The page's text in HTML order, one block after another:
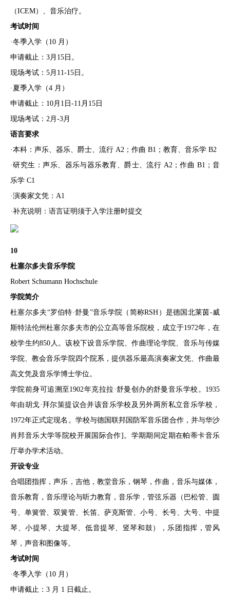
（ICEM）、音乐治疗。
考试时间
·冬季入学（10 月）
申请截止：3月15日。
现场考试：5月11-15日。
·夏季入学（4 月）
申请截止：10月1日-11月15日
现场考试：2月-3月
语言要求
·本科：声乐、器乐、爵士、流行 A2；作曲 B1；教育、音乐学 B2
·研究生：声乐、器乐与器乐教育、爵士、流行 A2；作曲 B1；音
乐学 C1
·演奏家文凭：A1
·补充说明：语言证明须于入学注册时提交
10
杜塞尔多夫音乐学院
Robert Schumann Hochschule
学院简介
杜塞尔多夫“罗伯特·舒曼”音乐学院（简称RSH）是德国北莱茵-威
斯特法伦州杜塞尔多夫市的公立高等音乐院校，成立于1972年，在
校学生约850人。该校下设音乐学院、作曲理论学院、音乐与传媒
学院、教会音乐学院四个院系，提供器乐最高演奏家文凭、作曲最
高文凭及音乐学博士学位。
学院前身可追溯至1902年克拉拉·舒曼创办的舒曼音乐学校。1935
年由胡戈·拜尔策提议合并该音乐学校及另外两所私立音乐学校，
1972年正式定现名。学校与德国联邦国防军音乐团合作，并与华沙
肖邦音乐大学等院校开展国际合作]。学期期间定期在帕蒂卡音乐
厅举办学术活动。
开设专业
合唱团指挥，声乐，吉他，教堂音乐，钢琴，作曲，音乐与媒体，
音乐教育，音乐理论与听力教育，音乐学，管弦乐器（巴松管、圆
号、单簧管、双簧管、长笛、萨克斯管、小号、长号、大号、中提
琴、小提琴、大提琴、低音提琴、竖琴和鼓），乐团指挥，管风
琴，声音和图像等。
考试时间
·冬季入学（10 月）
申请截止：3 月 1 日截止。